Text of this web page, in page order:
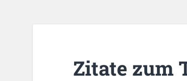
Zitate zum